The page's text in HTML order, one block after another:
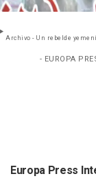
Archivo - Un rebelde
- EUROPA
Europa Press